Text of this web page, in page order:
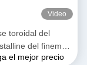
Video
toroidal del
del finemet
de ferrita del alto
el mejor precio